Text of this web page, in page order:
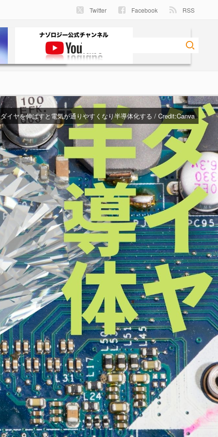
Twitter Facebook RSS
ダイヤを伸ばすと電気が通りやすくなり半導体化する / Credit:Canva